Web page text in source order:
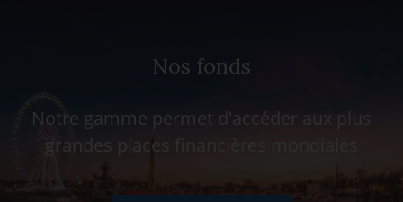
Nos fonds
Notre gamme permet d'accéder aux plus
grandes places financières mondiales